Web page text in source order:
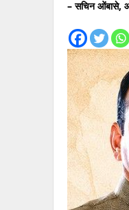
– सचिन ओंबासे,